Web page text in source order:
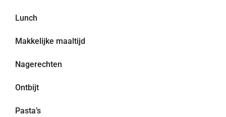
Lunch
Makkelijke maaltijd
Nagerechten
Ontbijt
Pasta’s